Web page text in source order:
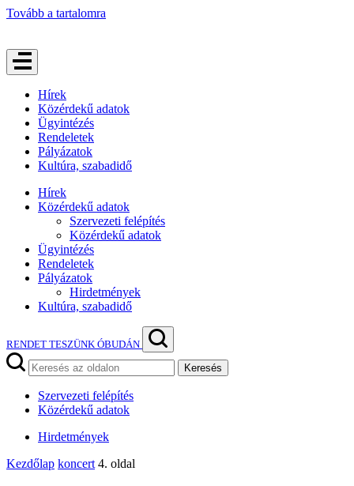
Tovább a tartalomra
Hírek
Közérdekű adatok
Ügyintézés
Rendeletek
Pályázatok
Kultúra, szabadidő
Hírek
Közérdekű adatok
Szervezeti felépítés
Közérdekű adatok
Ügyintézés
Rendeletek
Pályázatok
Hirdetmények
Kultúra, szabadidő
RENDET TESZÜNK ÓBUDÁN
Keresés
Szervezeti felépítés
Közérdekű adatok
Hirdetmények
Kezdőlap koncert 4. oldal